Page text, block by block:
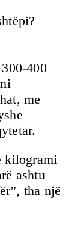
400
me
kilogrami
ashtu
tha një